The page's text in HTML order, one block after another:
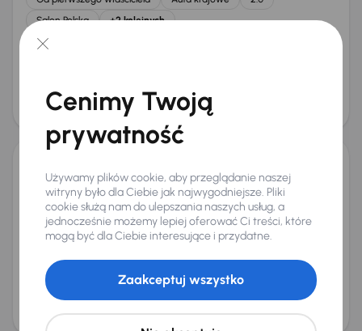
Salon Polska
+2 kolejnych
Miesięczna rata
od 202 zł
obniżką
35 000 zł
Jeep Compass
2017117 653 kmBenzyna1.4 MultiAir103 kW
Książka serwisowa Auta krajowe
1.4 MultiAir
Salon Polska
+5 kolejnych
od 327 zł
Cena
55 000 zł
Taniej o 4 000 zł
Cenimy Twoją
prywatność
Używamy plików cookie, aby przeglądanie naszej
witryny było dla Ciebie jak najwygodniejsze. Pliki
cookie służą nam do ulepszania naszych usług, a
jednocześnie możemy lepiej oferować Ci treści, które
mogą być dla Ciebie interesujące i przydatne.
Zaakceptuj wszystko